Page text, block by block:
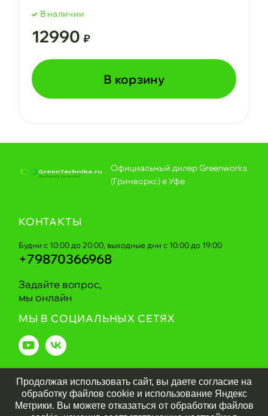
В наличии
12990 ₽
В корзину
Официальный дилер Greenworks
(Гринворкс) в Уфе
КОНТАКТЫ
Будни с 10:00 до 20:00, выходные дни с 10:00 до 19:00
+79870366968
Задайте вопрос,
мы онлайн
МЫ В СОЦИАЛЬНЫХ СЕТЯХ
Greentechnika.ru2026
Продолжая использовать сайт, вы даете согласие на
обработку файлов cookie и использование Яндекс
Метрики. Вы можете отказаться от обработки файлов